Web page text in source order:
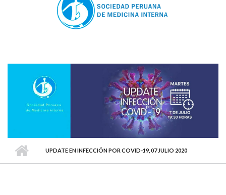
UPDATE EN INFECCIÓN POR COVID-19, 07 JULIO 2020